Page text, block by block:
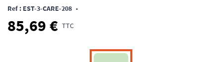
Ref : EST-3-CARE-208 •
85,69 € TTC